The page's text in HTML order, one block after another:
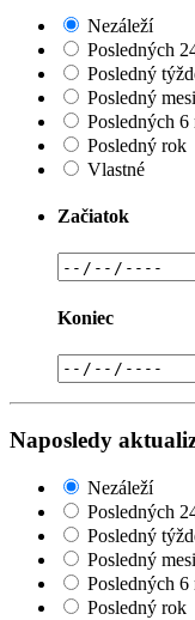
Nezáleží
Posledných
Posledný
Posledný
Posledných 6
Posledný rok
Vlastné
Začiatok
Koniec
Naposledy
Nezáleží
Posledných
Posledný
Posledný
Posledných 6
Posledný rok